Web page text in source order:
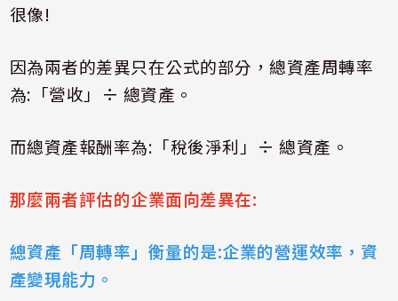
很像!
因為兩者的差異只在公式的部分，總資產周轉率
為: 「營收」÷ 總資產。
而總資產報酬率為: 「稅後淨利」÷ 總資產。
那麼兩者評估的企業面向差異在:
總資產「周轉率」衡量的是:企業的營運效率，資
產變現能力。